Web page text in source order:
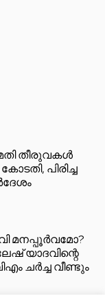
തീരുവകൾ
പിരിച്ച
മനപ്പൂർവമോ?
യാദവിന്റെ
ചർച്ച വീണ്ടും